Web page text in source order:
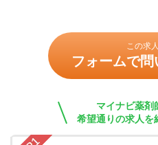
この求
フォームで問
マイナビ薬剤
希望通りの求人を